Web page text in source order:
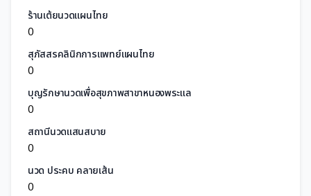
ร้านเต้ยนวดแผนไทย
0
สุภัสสรคลินิกการแพทย์แผนไทย
0
บุญรักษานวดเพื่อสุขภาพสาขาหนองพระแล
0
สถานีนวดแสนสบาย
0
นวด ประคบ คลายเส้น
0